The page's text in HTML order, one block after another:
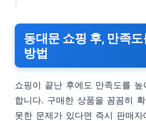
동대문 쇼핑 후, 만족
방법
쇼핑이 끝난 후에도 만족도를 높
합니다. 구매한 상품을 꼼꼼히
못한 문제가 있다면 즉시 판매자